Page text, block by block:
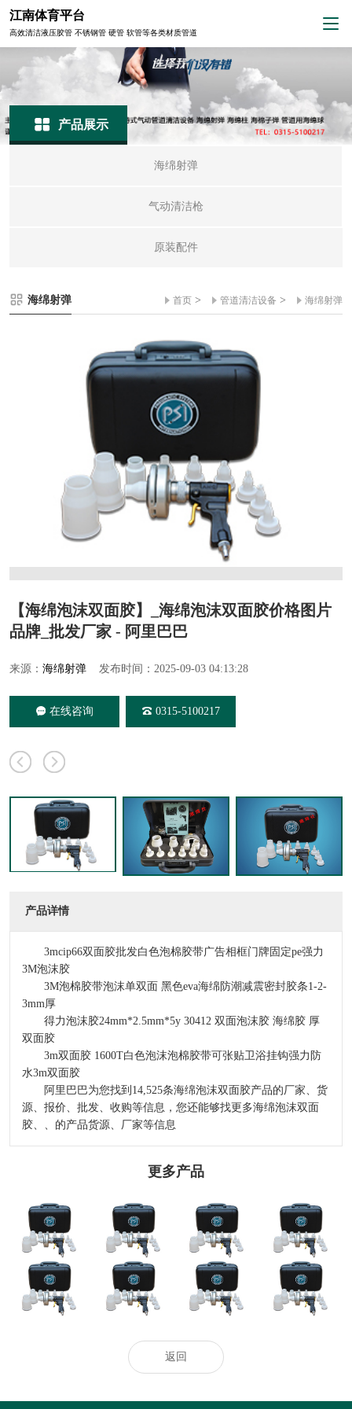
江南体育平台
高效清洁液压胶管 不锈钢管 硬管 软管等各类材质管道
产品展示
海绵射弹
气动清洁枪
原装配件
海绵射弹 首页 > 管道清洁设备 > 海绵射弹
【海绵泡沫双面胶】_海绵泡沫双面胶价格图片
品牌_批发厂家 - 阿里巴巴
来源： 海绵射弹 发布时间：2025-09-03 04:13:28
在线咨询 0315-5100217
产品详情
3mcip66双面胶批发白色泡棉胶带广告相框门牌固定pe强力
3M泡沫胶
3M泡棉胶带泡沫单双面 黑色eva海绵防潮减震密封胶条1-2-
3mm厚
得力泡沫胶24mm*2.5mm*5y 30412 双面泡沫胶 海绵胶 厚
双面胶
3m双面胶 1600T白色泡沫泡棉胶带可张贴卫浴挂钩强力防
水3m双面胶
阿里巴巴为您找到14,525条海绵泡沫双面胶产品的厂家、货
源、报价、批发、收购等信息，您还能够找更多海绵泡沫双面
胶、、的产品货源、厂家等信息
更多产品
河北发布二〇二
四年度企业标
准“领跑者”
2024-2029全球及
中國CMP拋光液
過濾器行業研讨
及十四五規劃剖
析報告
洪水灾后防疫科
普
选哪个洁厕品牌
好？2026洁厕灵
泡沫清洁剂去污
剂：马桶蹲厕去
污效果出众
“无人经济”演绎
异样精彩
热门推荐_空调_
空气净化器_智
慧空净频道_天
极网
奥克股份：与韩
国达善确定联合
开发合作意向
天极网_专业IT
门户
返回